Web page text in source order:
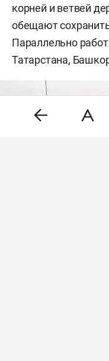
корней и ветвей
обещают
Параллельно
Татарстана,